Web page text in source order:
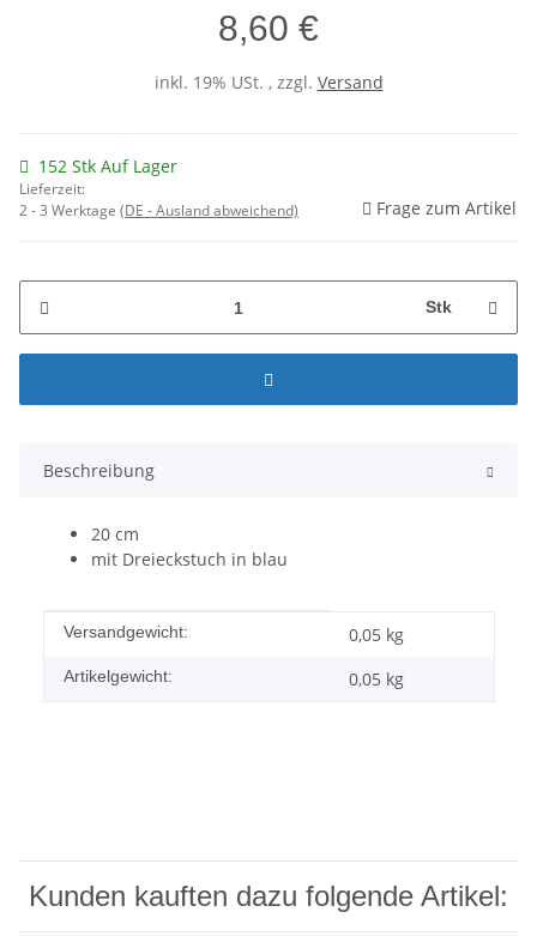
8,60 €
inkl. 19% USt. , zzgl. Versand
152 Stk Auf Lager
Lieferzeit:
2 - 3 Werktage (DE - Ausland abweichend) Frage zum Artikel
Stk
Beschreibung
20 cm
mit Dreieckstuch in blau
Produkteigenschaft
Wert
Versandgewicht: 0,05 kg
Artikelgewicht: 0,05 kg
Kunden kauften dazu folgende Artikel: